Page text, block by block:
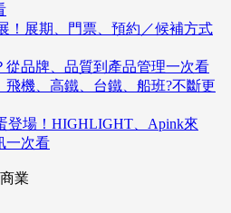
！展期、門票、預約／候補方式
品牌、品質到產品管理一次看
機、高鐵、台鐵、船班?不斷更
登場！HIGHLIGHT、Apink來
一次看
業